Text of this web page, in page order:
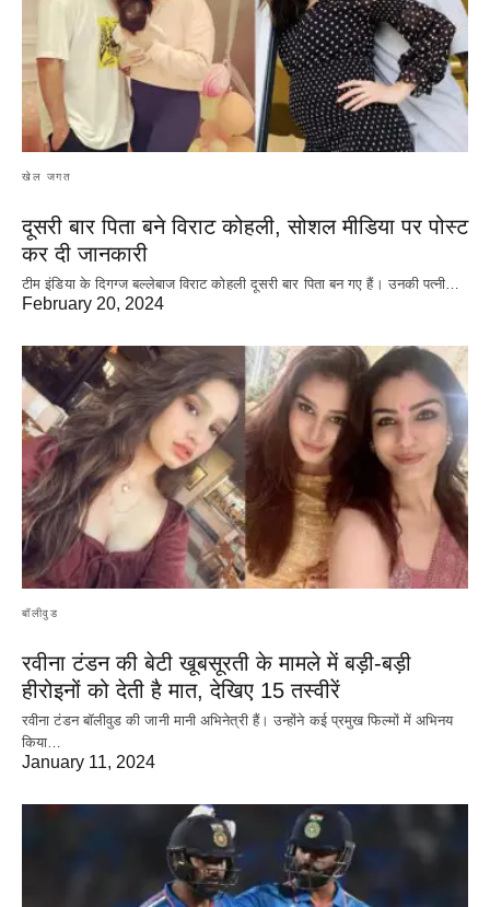
खेल जगत
दूसरी बार‌ पिता बने विराट कोहली, सोशल मीडिया पर पोस्ट
कर दी‌ जानकारी
टीम इंडिया के दिगग्ज बल्लेबाज विराट कोहली दूसरी बार पिता बन गए हैं। उनकी पत्नी…
February 20, 2024
बॉलीवुड
रवीना टंडन की बेटी खूबसूरती के मामले में बड़ी-बड़ी
हीरोइनों को देती है मात, देखिए 15 तस्वीरें
रवीना टंडन बॉलीवुड की जानी मानी अभिनेत्री हैं। उन्होंने कई प्रमुख फिल्मों में अभिनय
किया…
January 11, 2024